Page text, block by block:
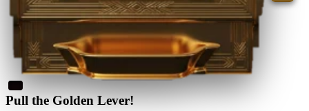
Pull the Golden Lever!